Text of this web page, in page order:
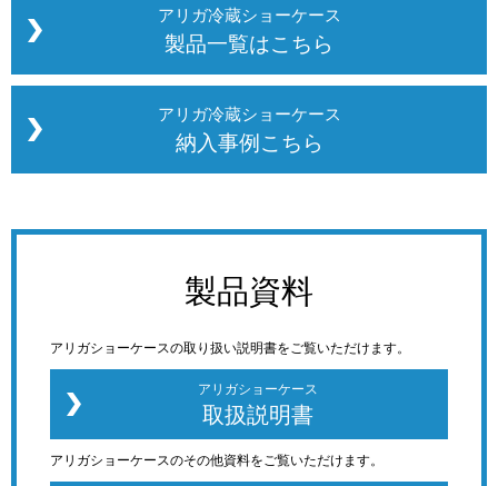
アリガ冷蔵ショーケース
製品一覧はこちら
アリガ冷蔵ショーケース
納入事例こちら
製品資料
アリガショーケースの取り扱い説明書をご覧いただけます。
アリガショーケース
取扱説明書
アリガショーケースのその他資料をご覧いただけます。